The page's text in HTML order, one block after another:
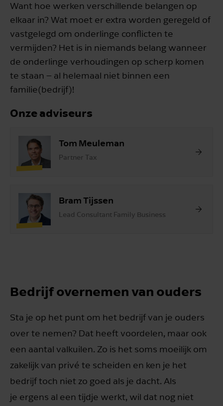
Want hoe werken verschillende belangen op
elkaar in? Wat moet er extra worden geregeld of
vastgelegd om onderlinge conflicten te
vermijden? Het is in niemands belang wanneer
de onderlinge verhoudingen op scherp komen
te staan – al helemaal niet binnen een
familie(bedrijf)!
Onze adviseurs
Tom Meuleman
Partner Tax
Bram Tijssen
Lead Consultant Family Business
Bedrijf overnemen van ouders
Sta je op het punt om het bedrijf van je ouders
over te nemen? Dat heeft voordelen, maar ook
een aantal valkuilen. Zo is het soms moeilijk om
zakelijk van privé te scheiden en ken je het
bedrijf toch niet zo goed als je dacht. Als
je ergens al een tijdje werkt, wil dat nog niet